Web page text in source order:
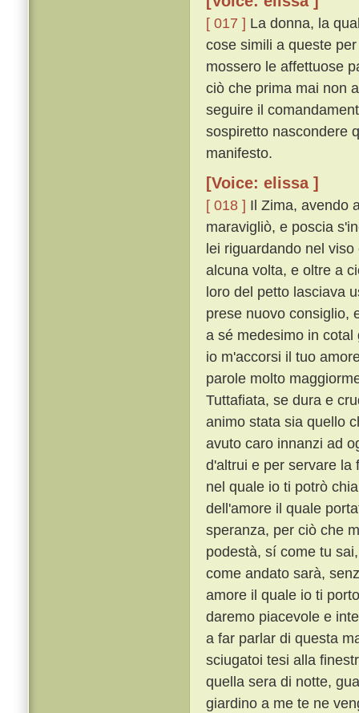
[ 017 ] La donna, la
cose simili a queste
mossero le affettuose
ciò che prima mai non
seguire il
sospiretto nascondere
manifesto.
[Voice: elissa ]
[ 018 ] Il Zima, avendo
maravigliò, e poscia
lei riguardando nel
alcuna volta, e oltre a
loro del petto lasciava
prese nuovo consiglio,
a sé medesimo in
io m'accorsi il tuo
parole molto
Tuttafiata, se dura e
animo stata sia quello
avuto caro innanzi ad
d'altrui e per servare
nel quale io ti potrò
dell'amore il quale
speranza, per ciò che
podestà, sí come tu
come andato sarà,
amore il quale io ti
daremo piacevole e
a far parlar di questa
sciugatoi tesi alla
quella sera di notte,
giardino a me te ne